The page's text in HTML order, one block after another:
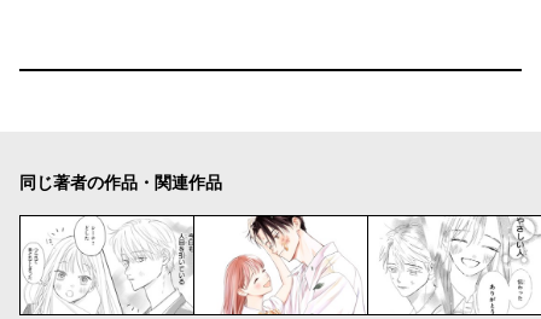
同じ著者の作品・関連作品